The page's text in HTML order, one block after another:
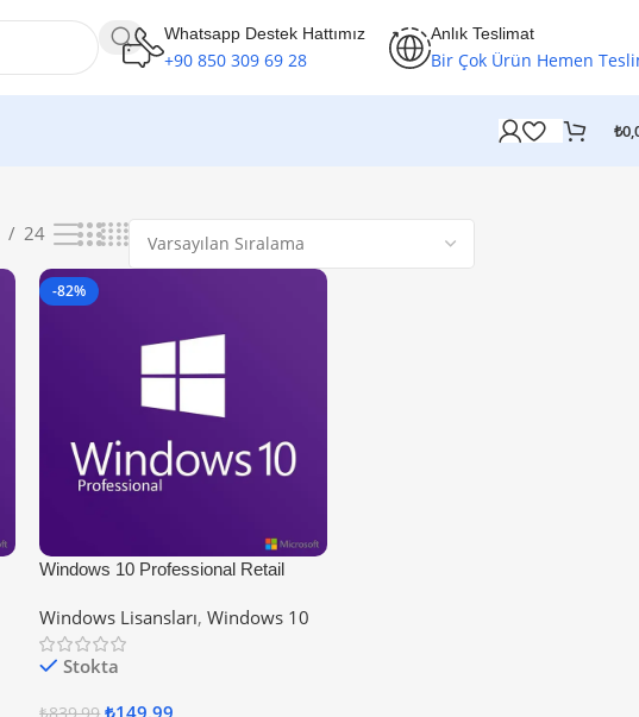
Whatsapp Destek Hattımız
+90 850 309 69 28
Anlık Teslimat
Bir Çok Ürün Hemen
₺
24
-82%
Windows 10 Professional Retail
Windows Lisansları,Windows 10
Stokta
₺149,99